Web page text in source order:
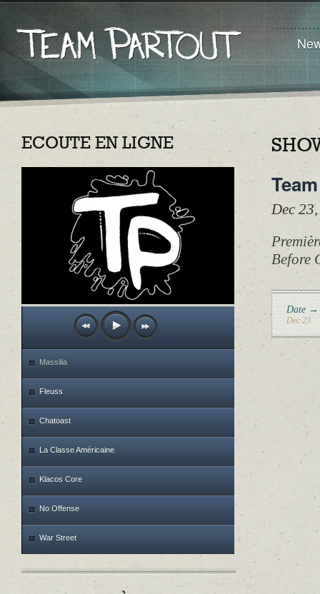
ECOUTE EN LIGNE
Massilia
Fleuss
Chatoast
La Classe Américaine
Klacos Core
No Offense
War Street
Dec
Before
Date →
Dec 23